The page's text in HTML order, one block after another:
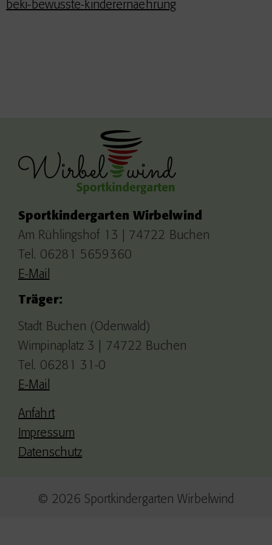
beki-bewusste-kinderernaehrung
Sportkindergarten Wirbelwind
Am Rühlingshof 13 | 74722 Buchen
Tel. 06281 5659360
E-Mail
Träger:
Stadt Buchen (Odenwald)
Wimpinaplatz 3 | 74722 Buchen
Tel. 06281 31-0
E-Mail
Anfahrt
Impressum
Datenschutz
© 2026 Sportkindergarten Wirbelwind